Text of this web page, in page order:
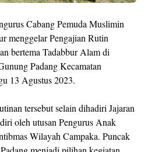
Cabang Pemuda Muslimin
menggelar Pengajian Rutin
bertema Tadabbur Alam di
Padang Kecamatan
13 Agustus 2023.
tersebut selain dihadiri Jajaran
oleh utusan Pengurus Anak
Wilayah Campaka. Puncak